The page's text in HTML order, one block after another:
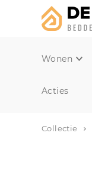
Wonen
Acties
Collectie